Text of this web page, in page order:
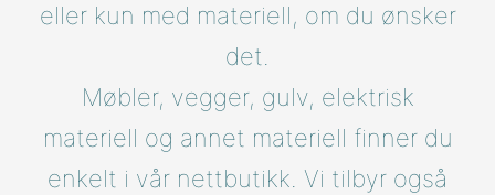
eller kun med materiell, om du ønsker
det.
Møbler, vegger, gulv, elektrisk
materiell og annet materiell finner du
enkelt i vår nettbutikk. Vi tilbyr også